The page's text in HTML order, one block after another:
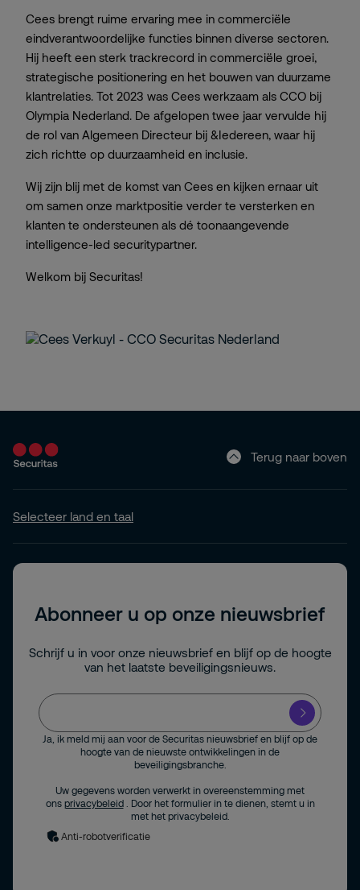
Cees brengt ruime ervaring mee in commerciële
eindverantwoordelijke functies binnen diverse sectoren.
Hij heeft een sterk trackrecord in commerciële groei,
strategische positionering en het bouwen van duurzame
klantrelaties. Tot 2023 was Cees werkzaam als CCO bij
Olympia Nederland. De afgelopen twee jaar vervulde hij
de rol van Algemeen Directeur bij &Iedereen, waar hij
zich richtte op duurzaamheid en inclusie.
Wij zijn blij met de komst van Cees en kijken ernaar uit
om samen onze marktpositie verder te versterken en
klanten te ondersteunen als dé toonaangevende
intelligence-led securitypartner.
Welkom bij Securitas!
Terug naar boven
Selecteer land en taal
Abonneer u op onze nieuwsbrief
Schrijf u in voor onze nieuwsbrief en blijf op de hoogte
van het laatste beveiligingsnieuws.
Ja, ik meld mij aan voor de Securitas nieuwsbrief en blijf op de
hoogte van de nieuwste ontwikkelingen in de
beveiligingsbranche.
Uw gegevens worden verwerkt in overeenstemming met
ons privacybeleid
. Door het formulier in te dienen, stemt u in
met het privacybeleid.
Anti-robotverificatie